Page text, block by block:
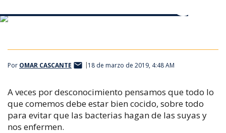
Por OMAR CASCANTE 18 de marzo de 2019, 4:48 AM
A veces por desconocimiento pensamos que todo lo
que comemos debe estar bien cocido, sobre todo
para evitar que las bacterias hagan de las suyas y
nos enfermen.